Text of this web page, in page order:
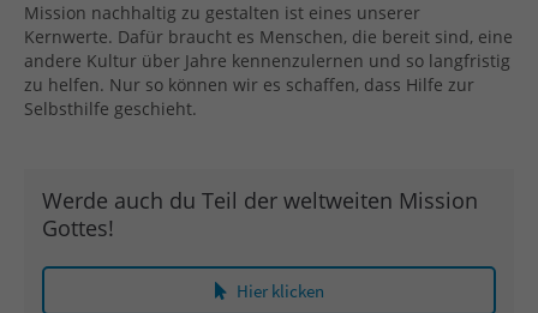
Mission nachhaltig zu gestalten ist eines unserer
Kernwerte. Dafür braucht es Menschen, die bereit sind, eine
andere Kultur über Jahre kennenzulernen und so langfristig
zu helfen. Nur so können wir es schaffen, dass Hilfe zur
Selbsthilfe geschieht.
Werde auch du Teil der weltweiten Mission
Gottes!
Hier klicken